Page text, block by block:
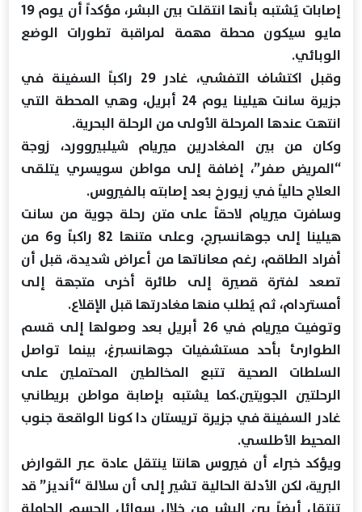
إصابات يُشتبه بأنها انتقلت بين البشر، مؤكداً أن يوم 19
مايو سيكون محطة مهمة لمراقبة تطورات الوضع
الوبائي.
وقبل اكتشاف التفشي، غادر 29 راكباً السفينة في
جزيرة سانت هيلينا يوم 24 أبريل، وهي المحطة التي
انتهت عندها المرحلة الأولى من الرحلة البحرية.
وكان من بين المغادرين ميريام شيلبيروورد، زوجة
“المريض صفر”، إضافة إلى مواطن سويسري يتلقى
العلاج حالياً في زيورخ بعد إصابته بالفيروس.
وسافرت ميريام لاحقاً على متن رحلة جوية من سانت
هيلينا إلى جوهانسبرج، وعلى متنها 82 راكباً و6 من
أفراد الطاقم، رغم معاناتها من أعراض شديدة، قبل أن
تصعد لفترة قصيرة إلى طائرة أخرى متجهة إلى
أمستردام، ثم يُطلب منها مغادرتها قبل الإقلاع.
وتوفيت ميريام في 26 أبريل بعد وصولها إلى قسم
الطوارئ بأحد مستشفيات جوهانسبرغ، بينما تواصل
السلطات الصحية تتبع المخالطين المحتملين على
الرحلتين الجويتين.كما يشتبه بإصابة مواطن بريطاني
غادر السفينة في جزيرة تريستان دا كونا الواقعة جنوب
المحيط الأطلسي.
ويؤكد خبراء أن فيروس هانتا ينتقل عادة عبر القوارض
البرية، لكن الأدلة الحالية تشير إلى أن سلالة “أنديز” قد
تنتقل أيضاً بين البشر من خلال سوائل الجسم الحاملة